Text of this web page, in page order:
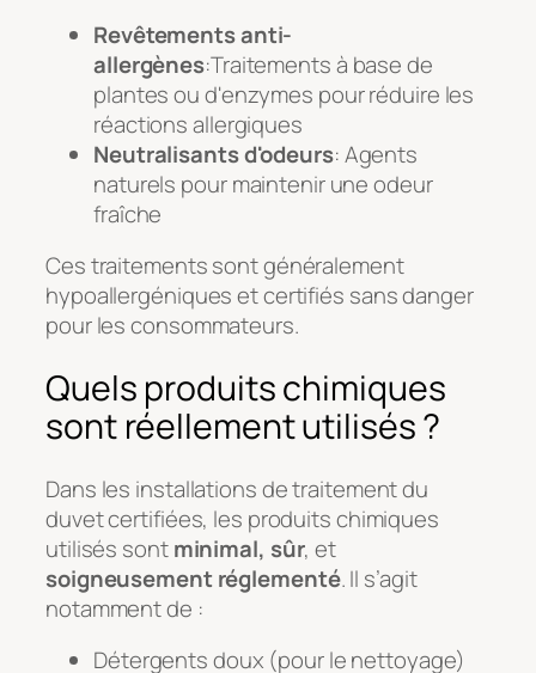
Revêtements anti-
allergènes:Traitements à base de
plantes ou d'enzymes pour réduire les
réactions allergiques
Neutralisants d'odeurs: Agents
naturels pour maintenir une odeur
fraîche
Ces traitements sont généralement
hypoallergéniques et certifiés sans danger
pour les consommateurs.
Quels produits chimiques
sont réellement utilisés ?
Dans les installations de traitement du
duvet certifiées, les produits chimiques
utilisés sontminimal, sûr, et
soigneusement réglementé. Il s’agit
notamment de :
Détergents doux (pour le nettoyage)